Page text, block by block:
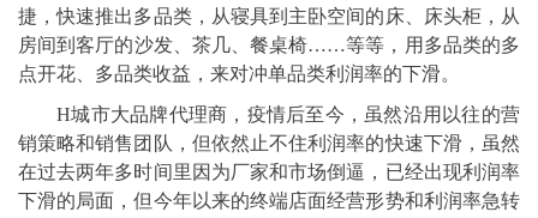
捷，快速推出多品类，从寝具到主卧空间的床、床头柜，从
房间到客厅的沙发、茶几、餐桌椅……等等，用多品类的多
点开花、多品类收益，来对冲单品类利润率的下滑。
H城市大品牌代理商，疫情后至今，虽然沿用以往的营
销策略和销售团队，但依然止不住利润率的快速下滑，虽然
在过去两年多时间里因为厂家和市场倒逼，已经出现利润率
下滑的局面，但今年以来的终端店面经营形势和利润率急转